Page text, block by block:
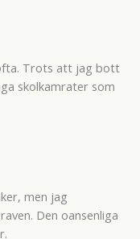
Trots att jag bott
skolkamrater som
men jag
Den oansenliga